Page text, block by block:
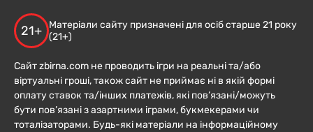
21+
Матеріали сайту призначені для осіб старше 21 року
(21+)
Сайт zbirna.com не проводить ігри на реальні та/або
віртуальні гроші, також сайт не приймає ні в якій формі
оплату ставок та/інших платежів, які пов’язані/можуть
бути пов’язані з азартними іграми, букмекерами чи
тоталізаторами. Будь-які матеріали на інформаційному